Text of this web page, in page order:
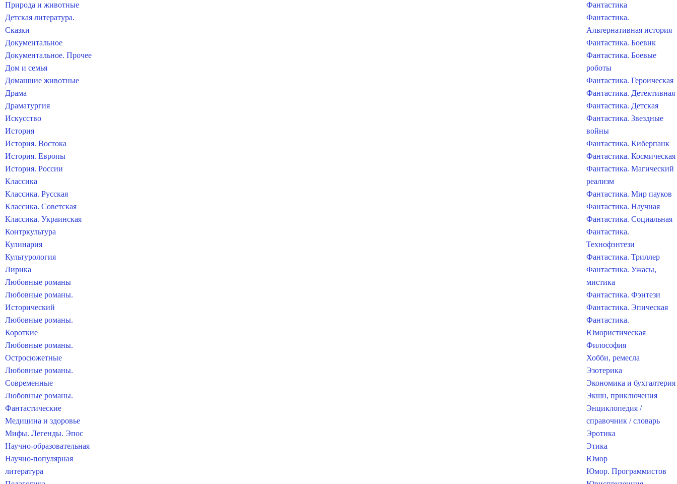
Природа и животные
Детская литература.
Сказки
Документальное
Документальное. Прочее
Дом и семья
Домашние животные
Драма
Драматургия
Искусство
История
История. Востока
История. Европы
История. России
Классика
Классика. Русская
Классика. Советская
Классика. Украинская
Контркультура
Кулинария
Культурология
Лирика
Любовные романы
Любовные романы.
Исторический
Любовные романы.
Короткие
Любовные романы.
Остросюжетные
Любовные романы.
Современные
Любовные романы.
Фантастические
Медицина и здоровье
Мифы. Легенды. Эпос
Научно-образовательная
Научно-популярная
литература
Фантастика
Фантастика.
Альтернативная история
Фантастика. Боевик
Фантастика. Боевые
роботы
Фантастика. Героическая
Фантастика. Детективная
Фантастика. Детская
Фантастика. Звездные
войны
Фантастика. Киберпанк
Фантастика. Космическая
Фантастика. Магический
реализм
Фантастика. Мир пауков
Фантастика. Научная
Фантастика. Социальная
Фантастика.
Технофэнтези
Фантастика. Триллер
Фантастика. Ужасы,
мистика
Фантастика. Фэнтези
Фантастика. Эпическая
Фантастика.
Юмористическая
Философия
Хобби, ремесла
Эзотерика
Экономика и бухгалтерия
Экшн, приключения
Энциклопедия /
справочник / словарь
Эротика
Этика
Юмор
Юмор. Программистов